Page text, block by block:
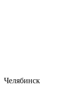
Челябинск